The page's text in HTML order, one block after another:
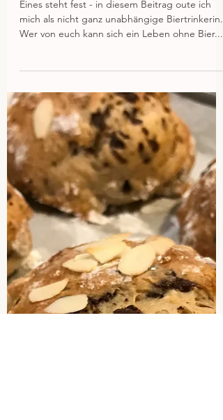
19. Nov. 2017
Meine glutenfreie Bier-(r)Evolution
Eines steht fest - in diesem Beitrag oute ich
mich als nicht ganz unabhängige Biertrinkerin.
Wer von euch kann sich ein Leben ohne Bier...